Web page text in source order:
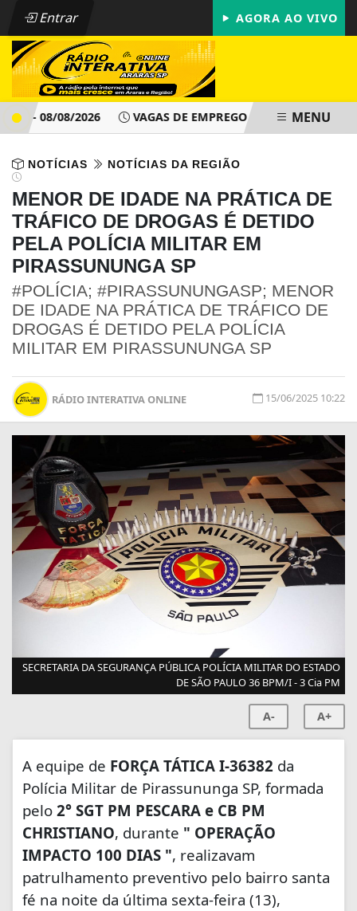
Entrar AGORA AO VIVO
- 08/08/2026 VAGAS DE EMPREGO - PAT ARARAS SP -
MENU
NOTÍCIAS NOTÍCIAS DA REGIÃO
MENOR DE IDADE NA PRÁTICA DE
TRÁFICO DE DROGAS É DETIDO
PELA POLÍCIA MILITAR EM
PIRASSUNUNGA SP
#POLÍCIA; #PIRASSUNUNGASP; MENOR
DE IDADE NA PRÁTICA DE TRÁFICO DE
DROGAS É DETIDO PELA POLÍCIA
MILITAR EM PIRASSUNUNGA SP
RÁDIO INTERATIVA ONLINE 15/06/2025 10:22
SECRETARIA DA SEGURANÇA PÚBLICA POLÍCIA MILITAR DO ESTADO
DE SÃO PAULO 36 BPM/I - 3 Cia PM
A- A+
A equipe de FORÇA TÁTICA I-36382 da
Polícia Militar de Pirassununga SP, formada
pelo 2° SGT PM PESCARA e CB PM
CHRISTIANO, durante " OPERAÇÃO
IMPACTO 100 DIAS ", realizavam
patrulhamento preventivo pelo bairro santa
fé na noite da última sexta-feira (13),